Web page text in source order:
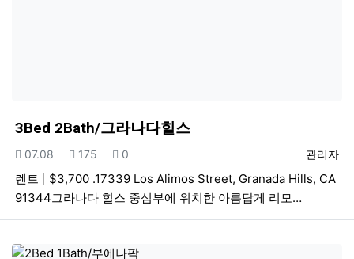
3Bed 2Bath/그라나다힐스
등록자
관리자
등록일
07.08 조회
175 추천
0
렌트
$3,700 .17339 Los Alimos Street, Granada Hills, CA
91344그라나다 힐스 중심부에 위치한 아름답게 리모…